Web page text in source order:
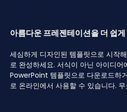
아름다운 프레젠테이션을 더 쉽게
세심하게 디자인된 템플릿으로 시작
로 완성하세요. 서식이 아닌 아이디어
PowerPoint 템플릿으로 다운로드하
로 온라인에서 사용할 수 있습니다.